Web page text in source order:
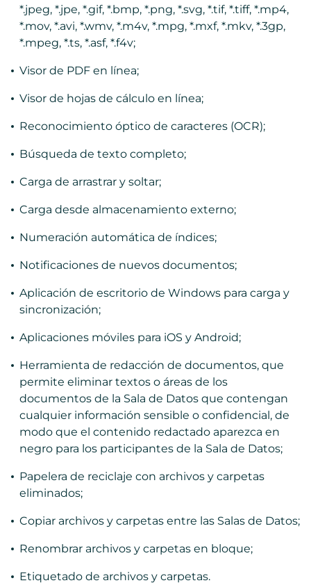
*.jpeg, *.jpe, *.gif, *.bmp, *.png, *.svg, *.tif, *.tiff, *.mp4,
*.mov, *.avi, *.wmv, *.m4v, *.mpg, *.mxf, *.mkv, *.3gp,
*.mpeg, *.ts, *.asf, *.f4v;
Visor de PDF en línea;
Visor de hojas de cálculo en línea;
Reconocimiento óptico de caracteres (OCR);
Búsqueda de texto completo;
Carga de arrastrar y soltar;
Carga desde almacenamiento externo;
Numeración automática de índices;
Notificaciones de nuevos documentos;
Aplicación de escritorio de Windows para carga y
sincronización;
Aplicaciones móviles para iOS y Android;
Herramienta de redacción de documentos, que
permite eliminar textos o áreas de los
documentos de la Sala de Datos que contengan
cualquier información sensible o confidencial, de
modo que el contenido redactado aparezca en
negro para los participantes de la Sala de Datos;
Papelera de reciclaje con archivos y carpetas
eliminados;
Copiar archivos y carpetas entre las Salas de Datos;
Renombrar archivos y carpetas en bloque;
Etiquetado de archivos y carpetas.